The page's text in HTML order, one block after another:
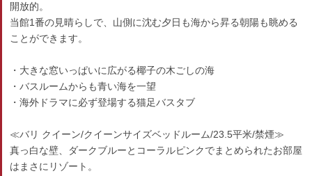
開放的。
当館1番の見晴らしで、山側に沈む夕日も海から昇る朝陽も眺める
ことができます。
・大きな窓いっぱいに広がる椰子の木ごしの海
・バスルームからも青い海を一望
・海外ドラマに必ず登場する猫足バスタブ
≪バリ クイーン/クイーンサイズベッドルーム/23.5平米/禁煙≫
真っ白な壁、ダークブルーとコーラルピンクでまとめられたお部屋
はまさにリゾート。